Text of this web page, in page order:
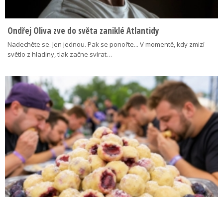
Ondřej Oliva zve do světa zaniklé Atlantidy
Nadechěte se. Jen jednou. Pak se ponořte... V momentě, kdy zmizí
světlo z hladiny, tlak začne svírat…